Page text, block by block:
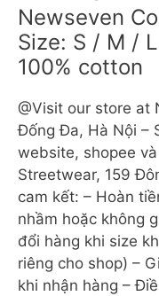
Newseven
Size: S / M /
100% cotton
@Visit our store at
Đống Đa, Hà Nội –
website, shopee
Streetwear, 159
cam kết: – Hoàn
nhầm hoặc không
đổi hàng khi size
riêng cho shop) –
khi nhận hàng –